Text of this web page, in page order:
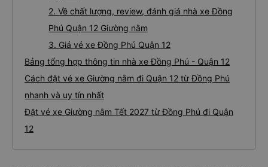
2. Về chất lượng, review, đánh giá nhà xe Đồng
Phú Quận 12 Giường nằm
3. Giá vé xe Đồng Phú Quận 12
Bảng tổng hợp thông tin nhà xe Đồng Phú - Quận 12
Cách đặt vé xe Giường nằm đi Quận 12 từ Đồng Phú
nhanh và uy tín nhất
Đặt vé xe Giường nằm Tết 2027 từ Đồng Phú đi Quận
12